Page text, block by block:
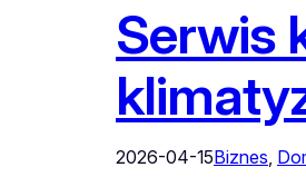
Serwis
2026-04-15Biznes,